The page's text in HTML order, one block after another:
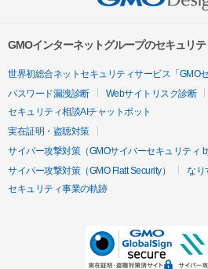
GMOインターネットグループのセキュリ
世界初総合ネットセキュリティサービス「GMO
パスワード漏洩診断
Webサイトリスク診断
セキュリティ相談AIチャットボット
実在証明・盗聴対策
サイバー攻撃対策（GMOサイバーセキュリティ
サイバー攻撃対策（GMO Flatt Security）
なり
セキュリティ事業の軌跡